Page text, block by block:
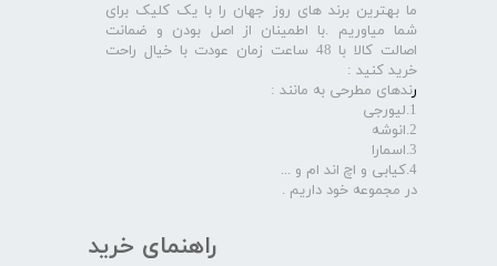
راهنمای خرید
ما بهترین برند های روز جهان را با یک کلیک برای
شما میاوریم .با اطمینان از اصل بودن و ضمانت
اصالت کالا با 48 ساعت زمان عودت با خیال راحت
خرید کنید :
رندهای مطرحی به مانند :
1.لیورجی
2.انوشه
3.اسمارا
4.کیابی و اچ اند ام و ...
در مجموعه خود داریم .​​​​​​​